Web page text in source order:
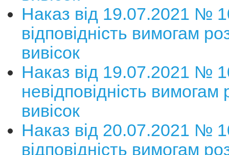
Наказ від 19.07.2021 №
відповідність вимогам
вивісок
Наказ від 19.07.2021 №
невідповідність
вивісок
Наказ від 20.07.2021 №
відповідність вимогам